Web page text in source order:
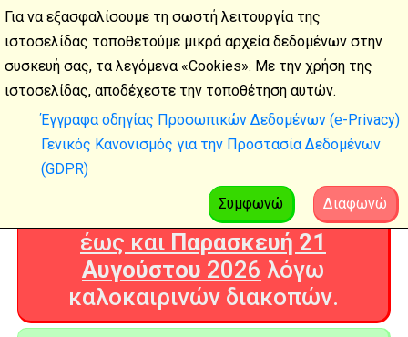
Καλοκαιρινές
διακοπές
Η Ψηφιακή Τεχνολογία θα είναι
ΚΛΕΙΣΤΗ απόΔευτέρα 3
Αυγούστου2026
έως και Παρασκευή 21
Αυγούστου 2026 λόγω
καλοκαιρινών διακοπών.
Για να εξασφαλίσουμε τη σωστή λειτουργία της
ιστοσελίδας τοποθετούμε μικρά αρχεία δεδομένων στην
συσκευή σας, τα λεγόμενα «Cookies». Με την χρήση της
ιστοσελίδας, αποδέχεστε την τοποθέτηση αυτών.
Έγγραφα οδηγίας Προσωπικών Δεδομένων (e-Privacy)
Γενικός Κανονισμός για την Προστασία Δεδομένων
(GDPR)
Διαφωνώ
Συμφωνώ